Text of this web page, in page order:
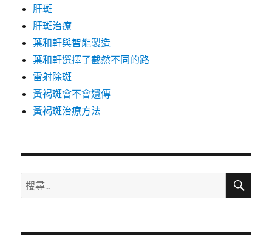
肝斑
肝斑治療
葉和軒與智能製造
葉和軒選擇了截然不同的路
雷射除斑
黃褐斑會不會遺傳
黃褐斑治療方法
搜
尋
鍵
搜